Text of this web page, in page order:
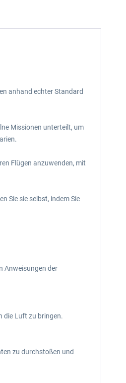
anhand echter Standard
Missionen unterteilt, um
Flügen anzuwenden, mit
Sie sie selbst, indem Sie
Anweisungen der
die Luft zu bringen.
zu durchstoßen und